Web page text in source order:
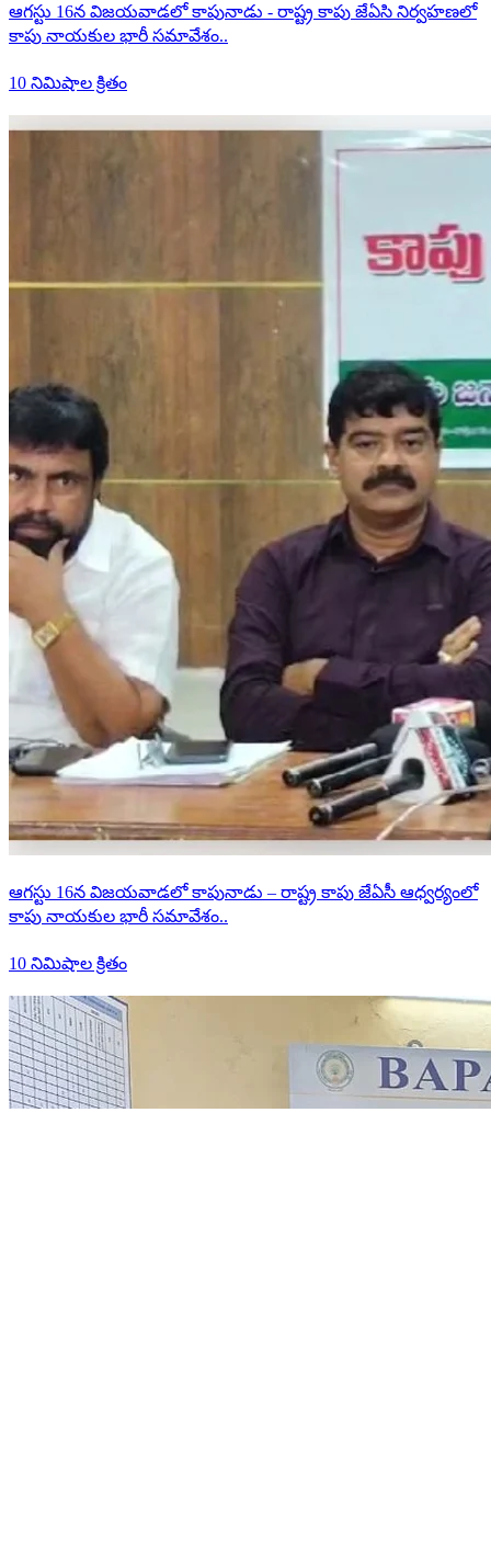
ఆగస్టు 16న విజయవాడలో కాపునాడు - రాష్ట్ర కాపు జేఏసి నిర్వహణలో
కాపు నాయకుల భారీ సమావేశం..
10 నిమిషాల క్రితం
ఆగస్టు 16న విజయవాడలో కాపునాడు – రాష్ట్ర కాపు జేఏసీ ఆధ్వర్యంలో
కాపు నాయకుల భారీ సమావేశం..
10 నిమిషాల క్రితం